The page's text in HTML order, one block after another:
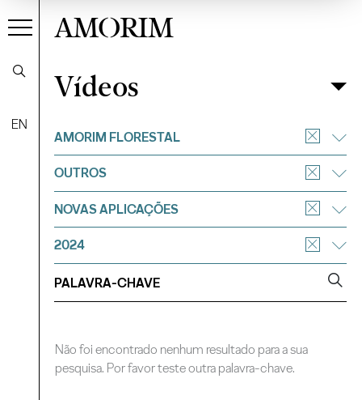
EN
AMORIM
VídeosFiltrar
Vídeos
AMORIM FLORESTAL
OUTROS
NOVAS APLICAÇÕES
2024
Não foi encontrado nenhum resultado para a sua
pesquisa. Por favor teste outra palavra-chave.